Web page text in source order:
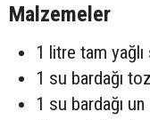
Malzemeler
1 litre tam
1 su bardağı
1 su bardağı un